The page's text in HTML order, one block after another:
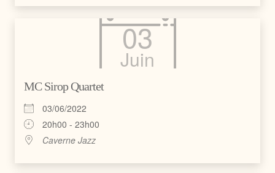
03
Juin
MC Sirop Quartet
03/06/2022
20h00 - 23h00
Caverne Jazz